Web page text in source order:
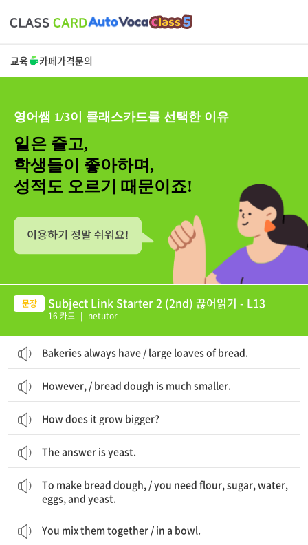
교육 카페가격문의
영어쌤 1/3이 클래스카드를 선택한 이유
일은 줄고,
학생들이 좋아하며,
성적도 오르기 때문이죠!
Subject Link Starter 2 (2nd) 끊어읽기 - L13
16 카드 | netutor
Bakeries always have / large loaves of bread.
However, / bread dough is much smaller.
How does it grow bigger?
The answer is yeast.
To make bread dough, / you need flour, sugar, water,
eggs, and yeast.
You mix them together / in a bowl.